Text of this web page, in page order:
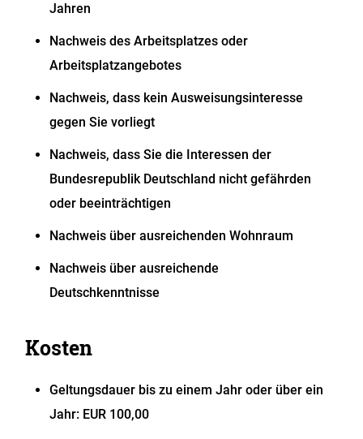
Jahren
Nachweis des Arbeitsplatzes oder
Arbeitsplatzangebotes
Nachweis, dass kein Ausweisungsinteresse
gegen Sie vorliegt
Nachweis, dass Sie die Interessen der
Bundesrepublik Deutschland nicht gefährden
oder beeinträchtigen
Nachweis über ausreichenden Wohnraum
Nachweis über ausreichende
Deutschkenntnisse
Kosten
Geltungsdauer bis zu einem Jahr oder über ein
Jahr: EUR 100,00